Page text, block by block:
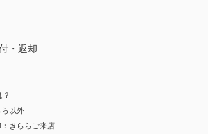
・返却
以外
きららご来店